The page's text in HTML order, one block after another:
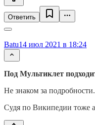
Ответить
Batu14 июл 2021 в 18:24
Под Мультиклет
Не знаком за
Судя по Википедии тоже